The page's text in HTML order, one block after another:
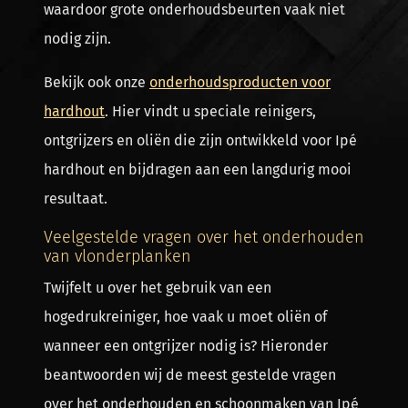
waardoor grote onderhoudsbeurten vaak niet
nodig zijn.
Bekijk ook onze onderhoudsproducten voor
hardhout. Hier vindt u speciale reinigers,
ontgrijzers en oliën die zijn ontwikkeld voor Ipé
hardhout en bijdragen aan een langdurig mooi
resultaat.
Veelgestelde vragen over het onderhouden
van vlonderplanken
Twijfelt u over het gebruik van een
hogedrukreiniger, hoe vaak u moet oliën of
wanneer een ontgrijzer nodig is? Hieronder
beantwoorden wij de meest gestelde vragen
over het onderhouden en schoonmaken van Ipé